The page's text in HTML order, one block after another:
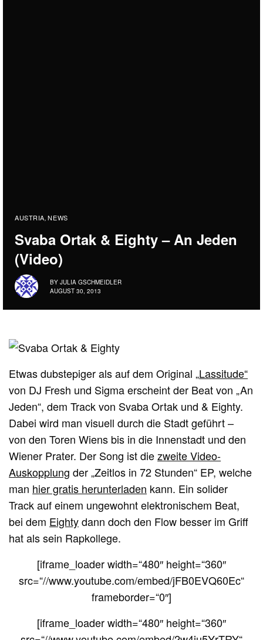
AUSTRIA, NEWS
Svaba Ortak & Eighty – An Jeden
(Video)
BY JULIA GSCHMEIDLER
AUGUST 30, 2013
Etwas dubstepiger als auf dem Original „Lassitude“
von DJ Fresh und Sigma erscheint der Beat von „An
Jeden“, dem Track von Svaba Ortak und & Eighty.
Dabei wird man visuell durch die Stadt geführt –
von den Toren Wiens bis in die Innenstadt und den
Wiener Prater. Der Song ist diezweite Video-
Auskopplung der „Zeitlos in 72 Stunden“ EP, welche
man hier gratis herunterladen kann. Ein solider
Track auf einem ungewohnt elektronischem Beat,
bei dem Eightydann doch den Flow besser im Griff
hat als sein Rapkollege.
[iframe_loader width=“480″ height=“360″
src=“//www.youtube.com/embed/jFB0EVQ60Ec“
frameborder=“0″]
[iframe_loader width=“480″ height=“360″